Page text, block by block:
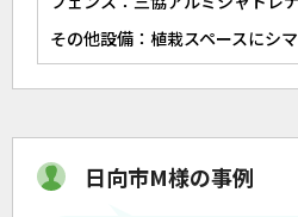
その他設備：植栽スペースにシ
日向市M様の事例